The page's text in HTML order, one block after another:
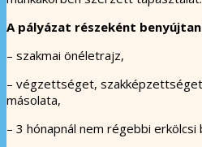
A pályázat részeként
– szakmai önéletrajz,
– végzettséget,
másolata,
– 3 hónapnál nem régebbi erkölcsi